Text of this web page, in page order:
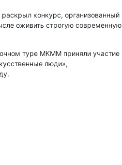
конкурс, организованный
оживить строгую современную
туре МКММ приняли участие
люди»,